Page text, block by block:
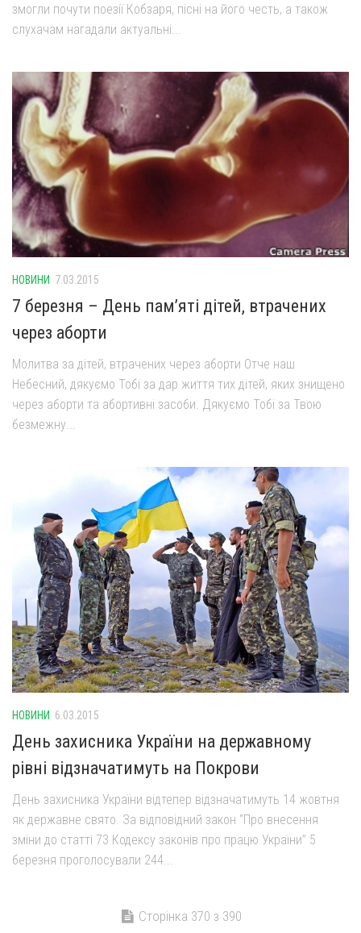
змогли почути поезії Кобзаря, пісні на його честь, а також
слухачам нагадали актуальні...
НОВИНИ 7.03.2015
7 березня – День пам’яті дітей, втрачених
через аборти
Молитва за дітей, втрачених через аборти Отче наш
Небесний, дякуємо Тобі за дар життя тих дітей, яких знищено
через аборти та абортивні засоби. Дякуємо Тобі за Твою
безмежну...
НОВИНИ 6.03.2015
День захисника України на державному
рівні відзначатимуть на Покрови
День захисника України відтепер відзначатимуть 14 жовтня
як державне свято. За відповідний закон “Про внесення
зміни до статті 73 Кодексу законів про працю України” 5
березня проголосували 244...
Сторінка 370 з 390